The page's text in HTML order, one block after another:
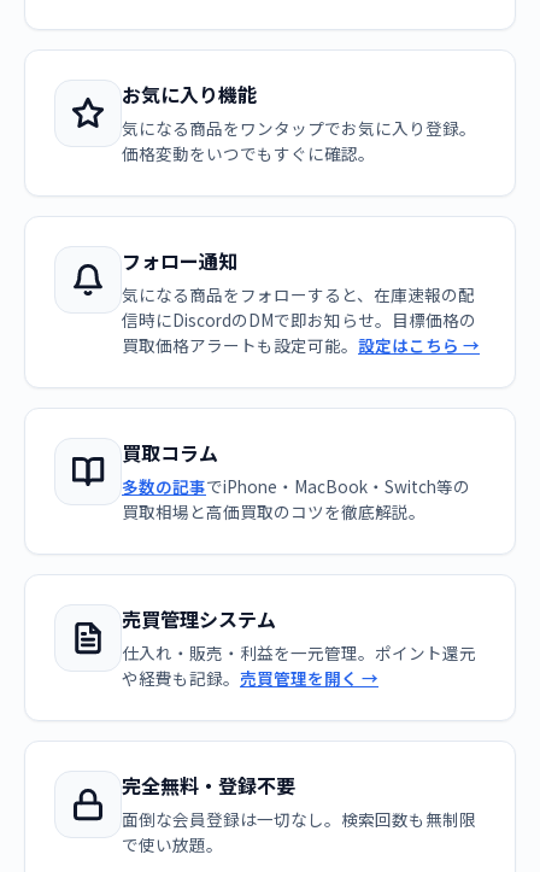
お気に入り機能
気になる商品をワンタップでお気に入り登録。
価格変動をいつでもすぐに確認。
フォロー通知
気になる商品をフォローすると、在庫速報の配
信時にDiscordのDMで即お知らせ。目標価格の
買取価格アラートも設定可能。 設定はこちら →
買取コラム
多数の記事でiPhone・MacBook・Switch等の
買取相場と高価買取のコツを徹底解説。
売買管理システム
仕入れ・販売・利益を一元管理。ポイント還元
や経費も記録。 売買管理を開く →
完全無料・登録不要
面倒な会員登録は一切なし。検索回数も無制限
で使い放題。